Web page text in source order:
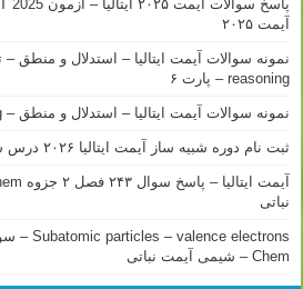
آیمت ۲۰۲۵
reasoning – پارت ۶
نمونه سوالات آیمت ایتالیا – استدلال و منطق – Logical reasoning – پارت ۵
ثبت نام دوره شبیه ساز آیمت ایتالیا ۲۰۲۶ درس شیمی IMAT استاد نباتی
نباتی
Chem – شیمی آیمت نباتی